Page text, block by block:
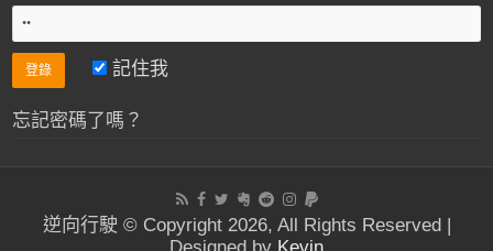
記住我
忘記密碼了嗎？
逆向行駛 © Copyright 2026, All Rights Reserved |